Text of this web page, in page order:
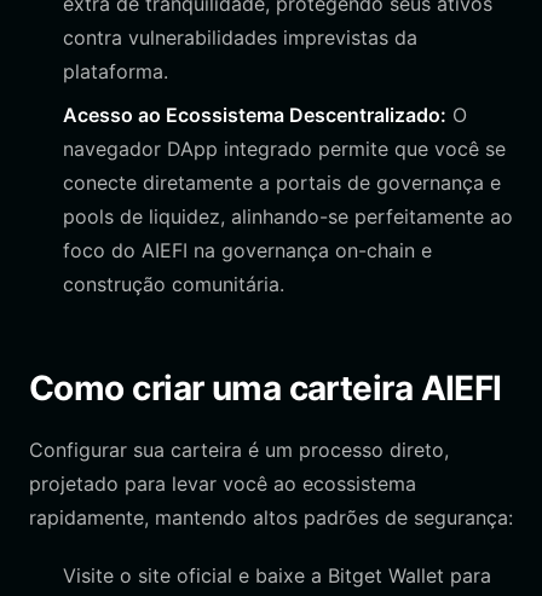
contra vulnerabilidades imprevistas da
plataforma.
Acesso ao Ecossistema Descentralizado: O
navegador DApp integrado permite que você se
conecte diretamente a portais de governança e
pools de liquidez, alinhando-se perfeitamente ao
foco do AIEFI na governança on-chain e
construção comunitária.
Como criar uma carteira AIEFI
Configurar sua carteira é um processo direto,
projetado para levar você ao ecossistema
rapidamente, mantendo altos padrões de segurança:
Visite o site oficial e baixe a Bitget Wallet para